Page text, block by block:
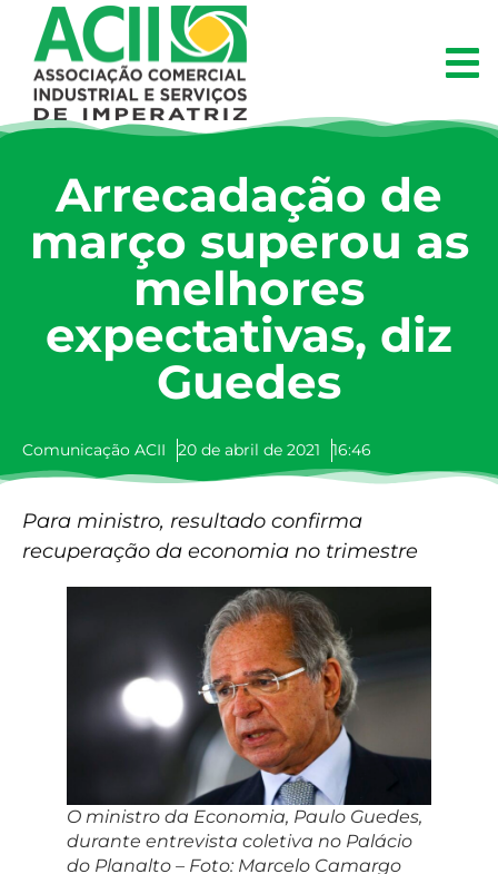
Arrecadação de
março superou as
melhores
expectativas, diz
Guedes
Comunicação ACII 20 de abril de 2021 16:46
Para ministro, resultado confirma
recuperação da economia no trimestre
O ministro da Economia, Paulo Guedes,
durante entrevista coletiva no Palácio
do Planalto – Foto: Marcelo Camargo